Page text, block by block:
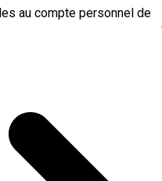
au compte personnel de